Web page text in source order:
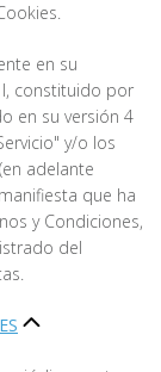
en su
constituido por
en su versión 4
y/o los
adelante
que ha
y Condiciones,
del